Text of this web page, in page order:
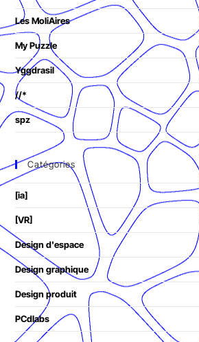
Les MoliAires
My Puzzle
Yggdrasil
//*
spz
Catégories
[ia]
[VR]
Design d'espace
Design graphique
Design produit
PCdlabs